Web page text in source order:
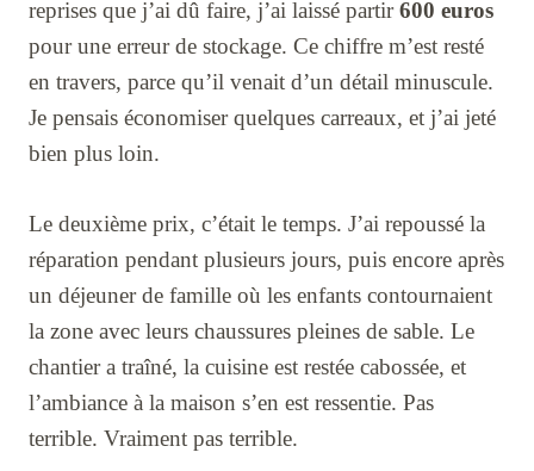
reprises que j’ai dû faire, j’ai laissé partir600 euros
pour une erreur de stockage. Ce chiffre m’est resté
en travers, parce qu’il venait d’un détail minuscule.
Je pensais économiser quelques carreaux, et j’ai jeté
bien plus loin.
Le deuxième prix, c’était le temps. J’ai repoussé la
réparation pendant plusieurs jours, puis encore après
un déjeuner de famille où les enfants contournaient
la zone avec leurs chaussures pleines de sable. Le
chantier a traîné, la cuisine est restée cabossée, et
l’ambiance à la maison s’en est ressentie. Pas
terrible. Vraiment pas terrible.